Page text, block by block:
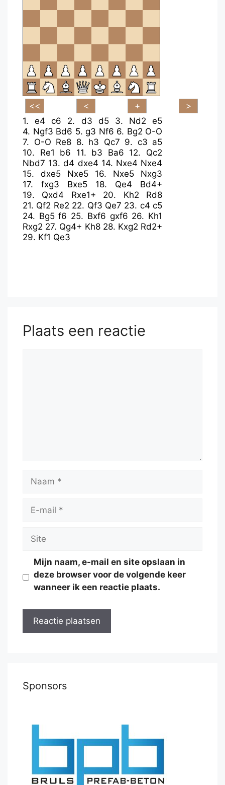
1.e4 c6 2. d3 d5 3. Nd2
e5
4. Ngf3 Bd6 5. g3 Nf6 6. Bg2 O-O
7. O-O Re8 8. h3 Qc7 9. c3 a5
10. Re1 b6 11. b3 Ba6 12. Qc2
Nbd7 13.d4 dxe4 14. Nxe4 Nxe4
15. dxe5 Nxe5 16. Nxe5
Nxg3
17. fxg3 Bxe5 18. Qe4
Bd4+
19. Qxd4 Rxe1+ 20. Kh2
Rd8
21. Qf2 Re2 22. Qf3 Qe7 23. c4 c5
24. Bg5 f6 25. Bxf6 gxf6 26. Kh1
Rxg2 27. Qg4+ Kh8 28. Kxg2 Rd2+
29. Kf1 Qe3
Plaats een reactie
Naam
Site
Mijn naam, e-mail en site opslaan in
deze browser voor de volgende keer
wanneer ik een reactie plaats.
Sponsors